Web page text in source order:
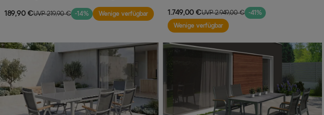
stapelbar, 0301205-5210
189,90 €UVP 219,90 € -14% Wenige verfügbar
Aluminium/Textilene, Teak FSC®-zertifiziert
1.749,00 €UVP 2.949,00 € -41%
Wenige verfügbar